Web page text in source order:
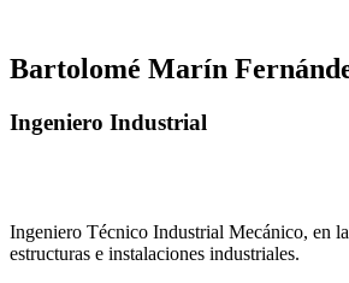
Bartolomé Marín
Ingeniero Industrial
Ingeniero Técnico Industrial Mecánico, en
estructuras e instalaciones industriales.